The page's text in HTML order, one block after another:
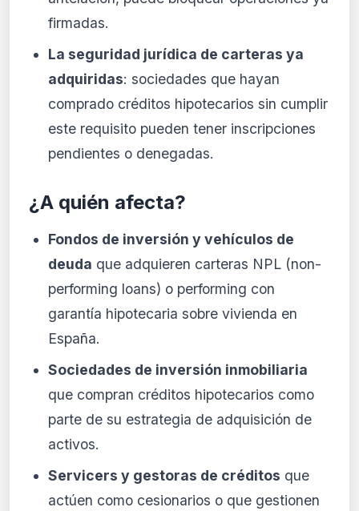
firmadas.
La seguridad jurídica de carteras ya
adquiridas: sociedades que hayan
comprado créditos hipotecarios sin cumplir
este requisito pueden tener inscripciones
pendientes o denegadas.
¿A quién afecta?
Fondos de inversión y vehículos de
deuda que adquieren carteras NPL (non-
performing loans) o performing con
garantía hipotecaria sobre vivienda en
España.
Sociedades de inversión inmobiliaria
que compran créditos hipotecarios como
parte de su estrategia de adquisición de
activos.
Servicers y gestoras de créditos que
actúen como cesionarios o que gestionen